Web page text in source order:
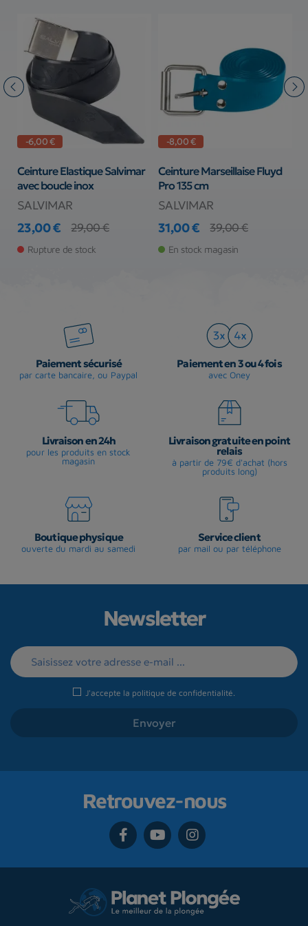
-6,00 €
Ceinture Elastique Salvimar
avec boucle inox
SALVIMAR
Prix
23,00 €
Prix de base
29,00 €
Rupture de stock
-8,00 €
Ceinture Marseillaise Fluyd
Pro 135 cm
SALVIMAR
Prix
31,00 €
Prix de base
39,00 €
En stock magasin
Paiement sécurisé
par carte bancaire, ou Paypal
Paiement en 3 ou 4 fois
avec Oney
Livraison en 24h
pour les produits en stock
magasin
Livraison gratuite en point
relais
à partir de 79€ d'achat (hors
produits long)
Boutique physique
ouverte du mardi au samedi
Service client
par mail ou par téléphone
Newsletter
J'accepte la politique de confidentialité
Retrouvez-nous